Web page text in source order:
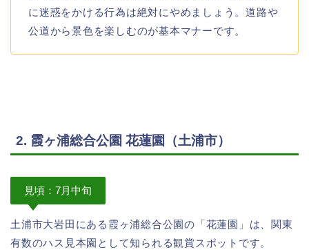
に迷惑をかける行為は絶対にやめましょう。道路や
公道から景色を楽しむのが基本マナーです。
2. 霞ヶ浦総合公園 花蓮園（土浦市）
見頃：7月中旬
土浦市大岩田にある霞ヶ浦総合公園の「花蓮園」は、関東
有数のハス見本園として知られる観賞スポットです。